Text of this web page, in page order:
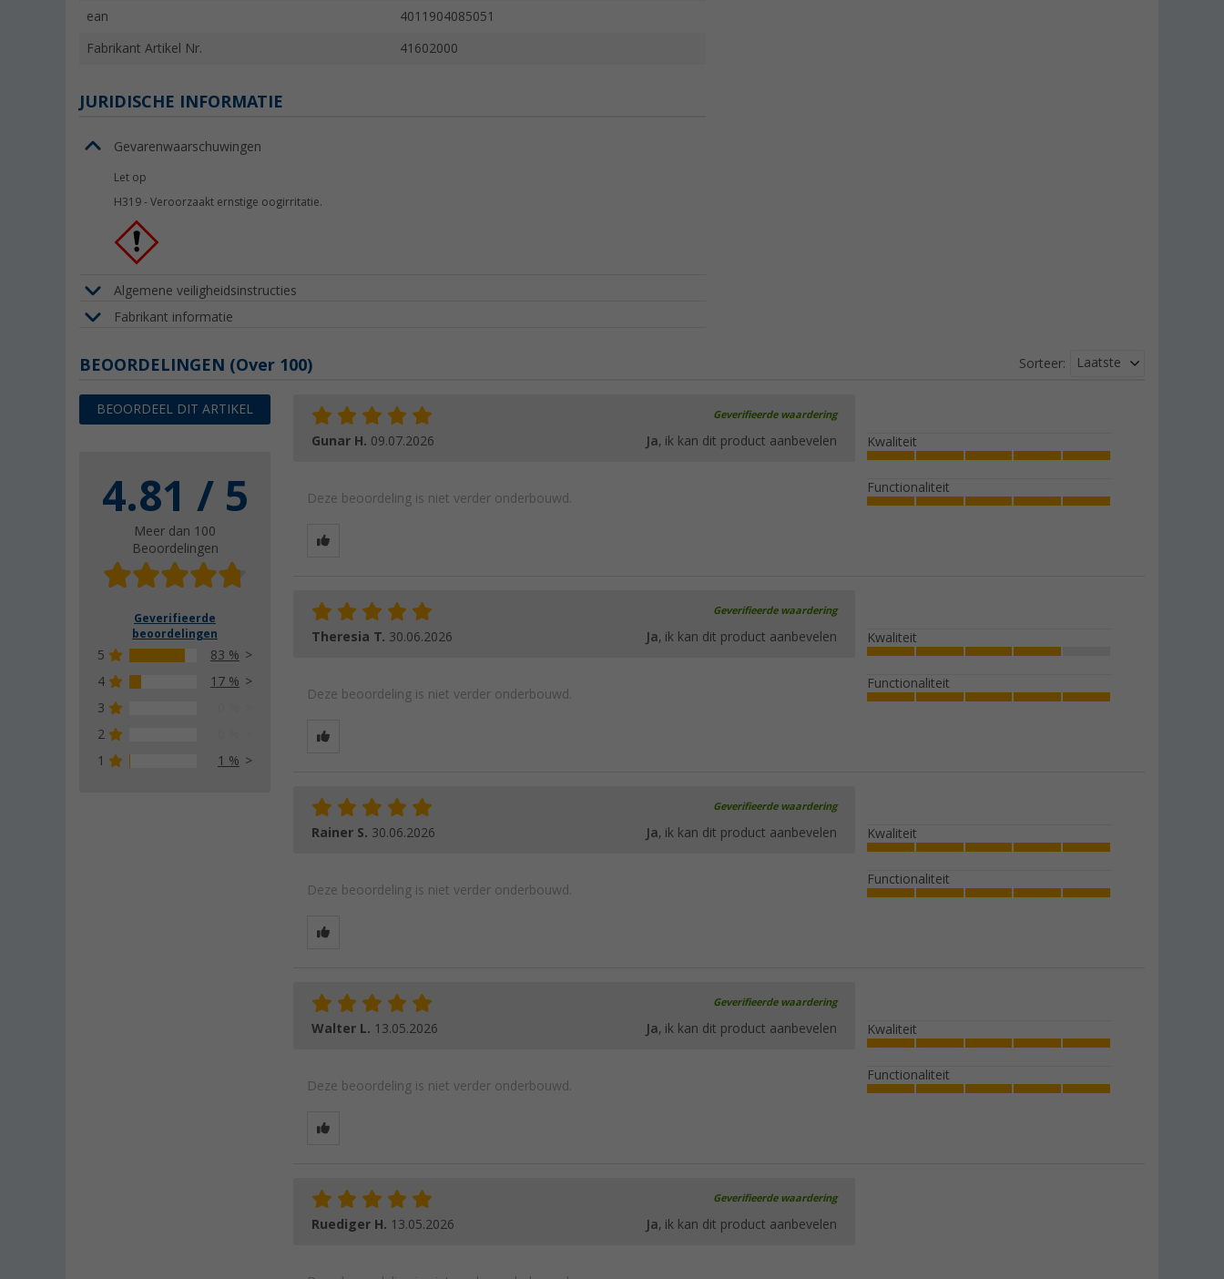
ean 4011904085051
Fabrikant Artikel Nr. 41602000
JURIDISCHE INFORMATIE
Gevarenwaarschuwingen
Let op
H319 - Veroorzaakt ernstige oogirritatie.
Algemene veiligheidsinstructies
Fabrikant informatie
BEOORDELINGEN (Over 100)
BEOORDEEL DIT ARTIKEL
4.81 / 5
Meer dan 100
Beoordelingen
Geverifieerde
beoordelingen
5
83 %
4
17 %
3
2
1
1 %
Sorteer: Laatste
Geverifieerde waardering
Gunar H. 09.07.2026 Ja, ik kan dit product aanbevelen
Deze beoordeling is niet verder onderbouwd.
Kwaliteit
Functionaliteit
Geverifieerde waardering
Theresia T. 30.06.2026 Ja, ik kan dit product aanbevelen
Deze beoordeling is niet verder onderbouwd.
Kwaliteit
Functionaliteit
Geverifieerde waardering
Rainer S. 30.06.2026 Ja, ik kan dit product aanbevelen
Deze beoordeling is niet verder onderbouwd.
Kwaliteit
Functionaliteit
Geverifieerde waardering
Walter L. 13.05.2026 Ja, ik kan dit product aanbevelen
Deze beoordeling is niet verder onderbouwd.
Kwaliteit
Functionaliteit
Geverifieerde waardering
Ruediger H. 13.05.2026 Ja, ik kan dit product aanbevelen